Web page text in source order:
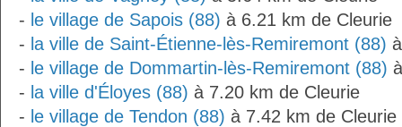
- le village de Sapois (88) à 6.21 km de Cleurie
- la ville de Saint-Étienne-lès-Remiremont (88)
- le village de Dommartin-lès-Remiremont (88)
- la ville d'Éloyes (88) à 7.20 km de Cleurie
- le village de Tendon (88) à 7.42 km de Cleurie